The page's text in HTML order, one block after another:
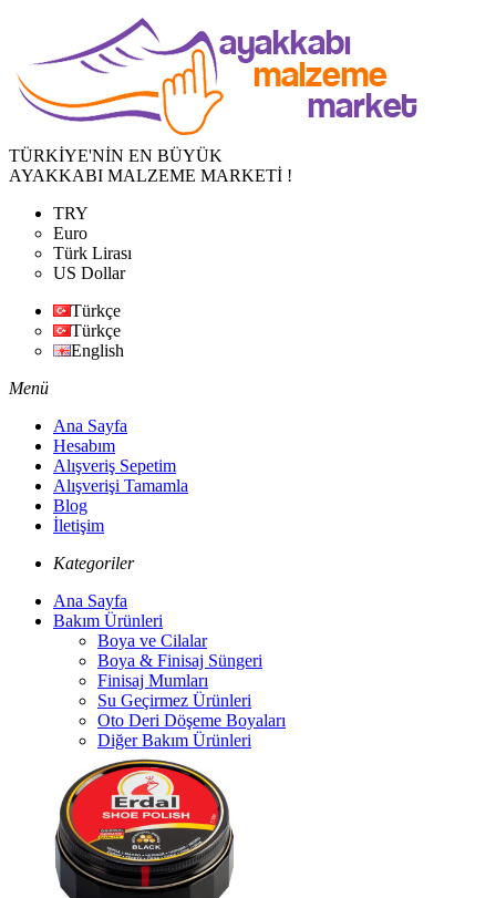
TÜRKİYE'NİN EN BÜYÜK
AYAKKABI MALZEME MARKETİ !
TRY
Euro
Türk Lirası
US Dollar
Türkçe
Türkçe
English
Menü
Ana Sayfa
Hesabım
Alışveriş Sepetim
Alışverişi Tamamla
Blog
İletişim
Kategoriler
Ana Sayfa
Bakım Ürünleri
Boya ve Cilalar
Boya & Finisaj Süngeri
Finisaj Mumları
Su Geçirmez Ürünleri
Oto Deri Döşeme Boyaları
Diğer Bakım Ürünleri